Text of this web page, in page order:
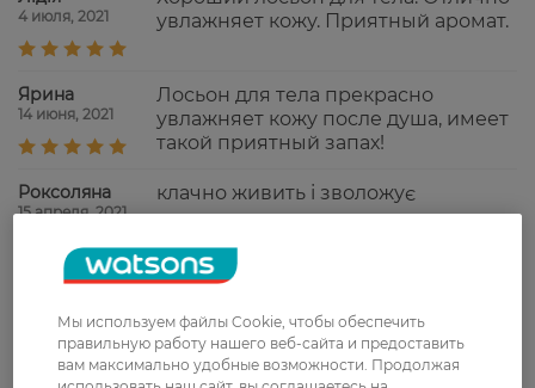
4 июля, 2021
увлажняет кожу. Приятный аромат.
Ярина
14 июня, 2021
Лосьон для тела прекрасно
увлажняет кожу после душа, имеет
такой приятный запах!
Роксоляна
15 апреля, 2021
клачно живить і зволожує
Показати ще
Мы используем файлы Cookie, чтобы обеспечить
правильную работу нашего веб-сайта и предоставить
вам максимально удобные возможности. Продолжая